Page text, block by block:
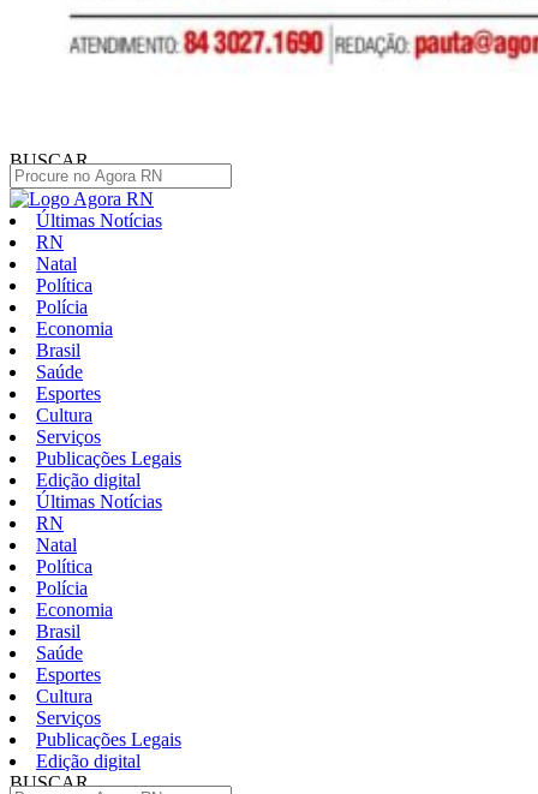
BUSCAR
Últimas Notícias
RN
Natal
Política
Polícia
Economia
Brasil
Saúde
Esportes
Cultura
Serviços
Publicações Legais
Edição digital
Últimas Notícias
RN
Natal
Política
Polícia
Economia
Brasil
Saúde
Esportes
Cultura
Serviços
Publicações Legais
Edição digital
BUSCAR